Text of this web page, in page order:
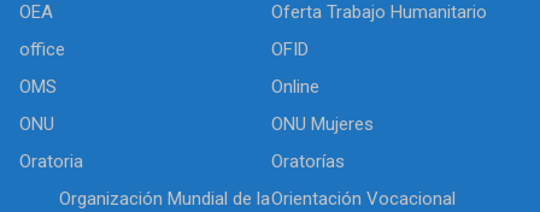
OEA
Oferta Trabajo Humanitario
office
OFID
OMS
Online
ONU
ONU Mujeres
Oratoria
Oratorías
Organización Mundial de laOrientación Vocacional